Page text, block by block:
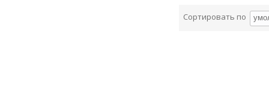
Сортировать по